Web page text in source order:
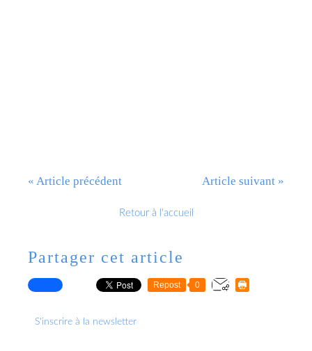
« Article précédent Article suivant »
Retour à l'accueil
Partager cet article
Repost 0
S'inscrire à la newsletter